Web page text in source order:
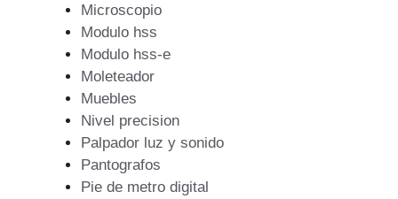
Microscopio
Modulo hss
Modulo hss-e
Moleteador
Muebles
Nivel precision
Palpador luz y sonido
Pantografos
Pie de metro digital